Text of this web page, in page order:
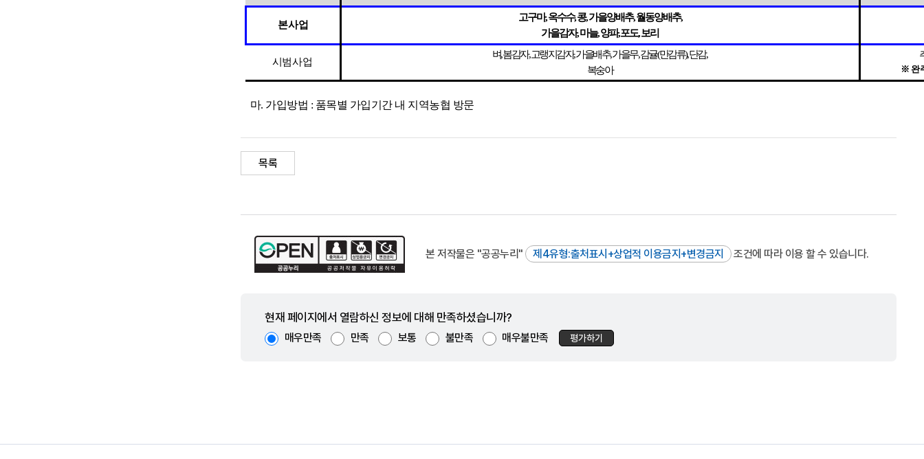
본사업
고구마, 옥수수, 콩, 가을양배추, 월동양배추,
가을감자, 마늘, 양파, 포도, 보리
시범사업
벼, 봄감자, 고랭지감자, 가을배추, 가을무, 감귤(만감류), 단감,
복숭아
※ 완
마. 가입방법 : 품목별 가입기간 내 지역농협 방문
목록
본 저작물은 "공공누리" 제4유형:출처표시+상업적 이용금지+변경금지 조건에 따라 이용 할 수 있습니다.
현재 페이지에서 열람하신 정보에 대해 만족하셨습니까?
매우만족 만족 보통 불만족 매우불만족 평가하기